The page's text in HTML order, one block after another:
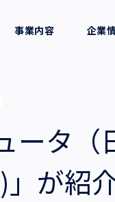
事業内容
業務支援
企業
役員一
拠点一
ータ（
」が紹